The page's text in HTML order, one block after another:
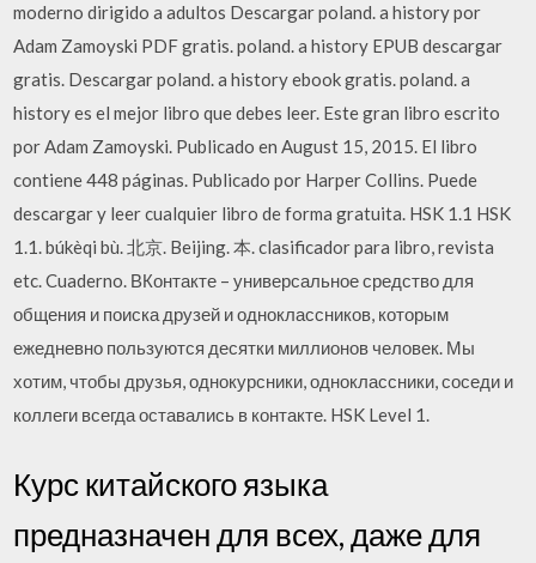
moderno dirigido a adultos Descargar poland. a history por
Adam Zamoyski PDF gratis. poland. a history EPUB descargar
gratis. Descargar poland. a history ebook gratis. poland. a
history es el mejor libro que debes leer. Este gran libro escrito
por Adam Zamoyski. Publicado en August 15, 2015. El libro
contiene 448 páginas. Publicado por Harper Collins. Puede
descargar y leer cualquier libro de forma gratuita. HSK 1.1 HSK
1.1. búkèqi bù. 北京. Beijing. 本. clasificador para libro, revista
etc. Cuaderno. ВКонтакте – универсальное средство для
общения и поиска друзей и одноклассников, которым
ежедневно пользуются десятки миллионов человек. Мы
хотим, чтобы друзья, однокурсники, одноклассники, соседи и
коллеги всегда оставались в контакте. HSK Level 1.
Курс китайского языка
предназначен для всех, даже для